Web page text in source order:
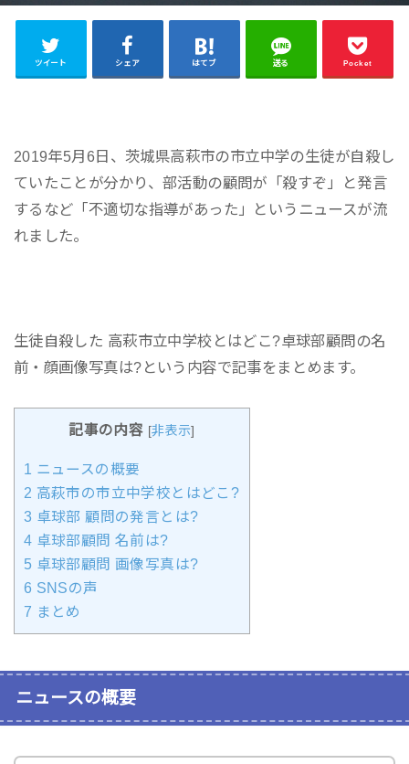
ツイート シェア はてブ 送る Pocket
2019年5月6日、茨城県高萩市の市立中学の生徒が自殺し
ていたことが分かり、部活動の顧問が「殺すぞ」と発言
するなど「不適切な指導があった」というニュースが流
れました。
生徒自殺した 高萩市立中学校とはどこ?卓球部顧問の名
前・顔画像写真は?という内容で記事をまとめます。
記事の内容 [非表示]
1 ニュースの概要
2 高萩市の市立中学校とはどこ?
3 卓球部 顧問の発言とは?
4 卓球部顧問 名前は?
5 卓球部顧問 画像写真は?
6 SNSの声
7 まとめ
ニュースの概要